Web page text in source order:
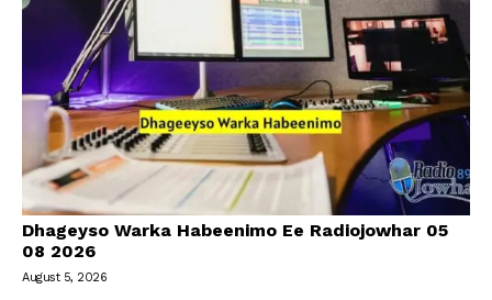
Dhageyso Warka Habeenimo Ee Radiojowhar 05
08 2026
August 5, 2026